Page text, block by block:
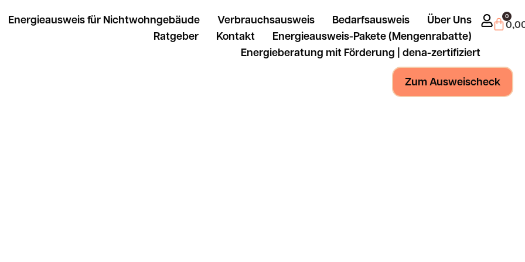
Energieausweis für Nichtwohngebäude Verbrauchsausweis Bedarfsausweis
Über Uns
Ratgeber
Kontakt
Energieausweis-Pakete (Mengenrabatte)
Energieberatung mit Förderung | dena-zertifiziert
0
Zum Ausweischeck